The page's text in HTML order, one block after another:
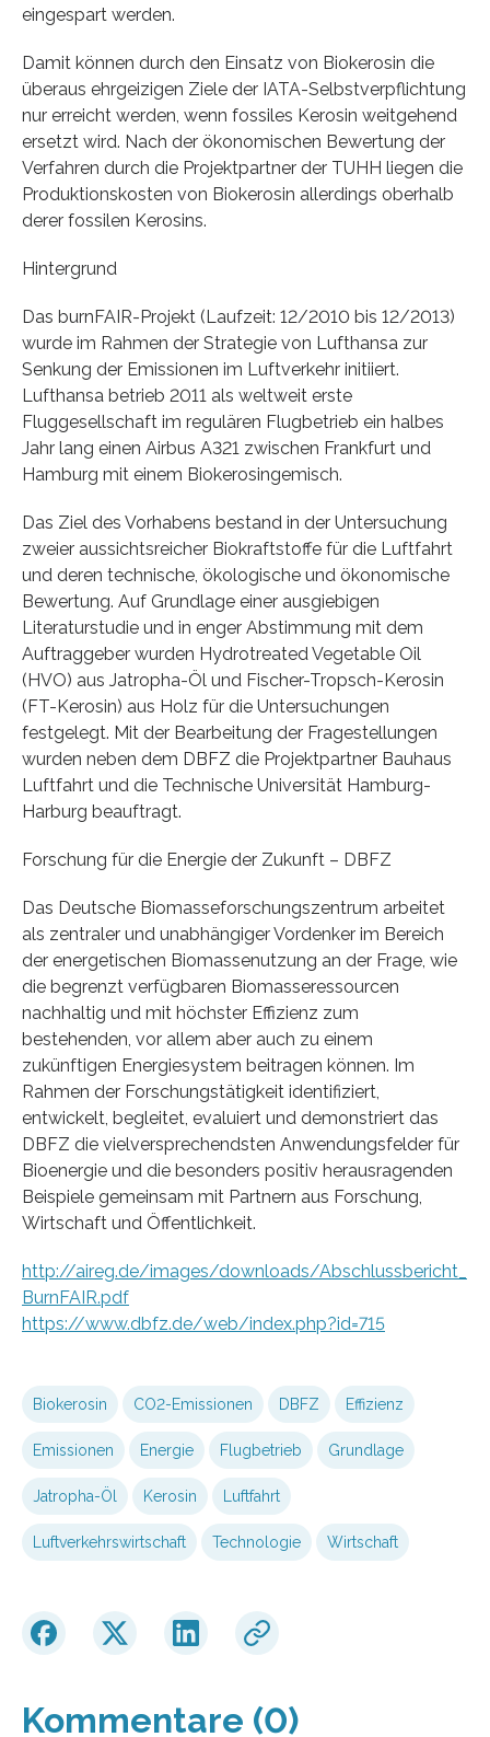
eingespart werden.
Damit können durch den Einsatz von Biokerosin die
überaus ehrgeizigen Ziele der IATA-Selbstverpflichtung
nur erreicht werden, wenn fossiles Kerosin weitgehend
ersetzt wird. Nach der ökonomischen Bewertung der
Verfahren durch die Projektpartner der TUHH liegen die
Produktionskosten von Biokerosin allerdings oberhalb
derer fossilen Kerosins.
Hintergrund
Das burnFAIR-Projekt (Laufzeit: 12/2010 bis 12/2013)
wurde im Rahmen der Strategie von Lufthansa zur
Senkung der Emissionen im Luftverkehr initiiert.
Lufthansa betrieb 2011 als weltweit erste
Fluggesellschaft im regulären Flugbetrieb ein halbes
Jahr lang einen Airbus A321 zwischen Frankfurt und
Hamburg mit einem Biokerosingemisch.
Das Ziel des Vorhabens bestand in der Untersuchung
zweier aussichtsreicher Biokraftstoffe für die Luftfahrt
und deren technische, ökologische und ökonomische
Bewertung. Auf Grundlage einer ausgiebigen
Literaturstudie und in enger Abstimmung mit dem
Auftraggeber wurden Hydrotreated Vegetable Oil
(HVO) aus Jatropha-Öl und Fischer-Tropsch-Kerosin
(FT-Kerosin) aus Holz für die Untersuchungen
festgelegt. Mit der Bearbeitung der Fragestellungen
wurden neben dem DBFZ die Projektpartner Bauhaus
Luftfahrt und die Technische Universität Hamburg-
Harburg beauftragt.
Forschung für die Energie der Zukunft – DBFZ
Das Deutsche Biomasseforschungszentrum arbeitet
als zentraler und unabhängiger Vordenker im Bereich
der energetischen Biomassenutzung an der Frage, wie
die begrenzt verfügbaren Biomasseressourcen
nachhaltig und mit höchster Effizienz zum
bestehenden, vor allem aber auch zu einem
zukünftigen Energiesystem beitragen können. Im
Rahmen der Forschungstätigkeit identifiziert,
entwickelt, begleitet, evaluiert und demonstriert das
DBFZ die vielversprechendsten Anwendungsfelder für
Bioenergie und die besonders positiv herausragenden
Beispiele gemeinsam mit Partnern aus Forschung,
Wirtschaft und Öffentlichkeit.
http://aireg.de/images/downloads/Abschlussbericht_
BurnFAIR.pdf
https://www.dbfz.de/web/index.php?id=715
Biokerosin CO2-Emissionen DBFZ Effizienz
Emissionen Energie Flugbetrieb Grundlage
Jatropha-Öl Kerosin Luftfahrt
Luftverkehrswirtschaft Technologie Wirtschaft
Kommentare (0)